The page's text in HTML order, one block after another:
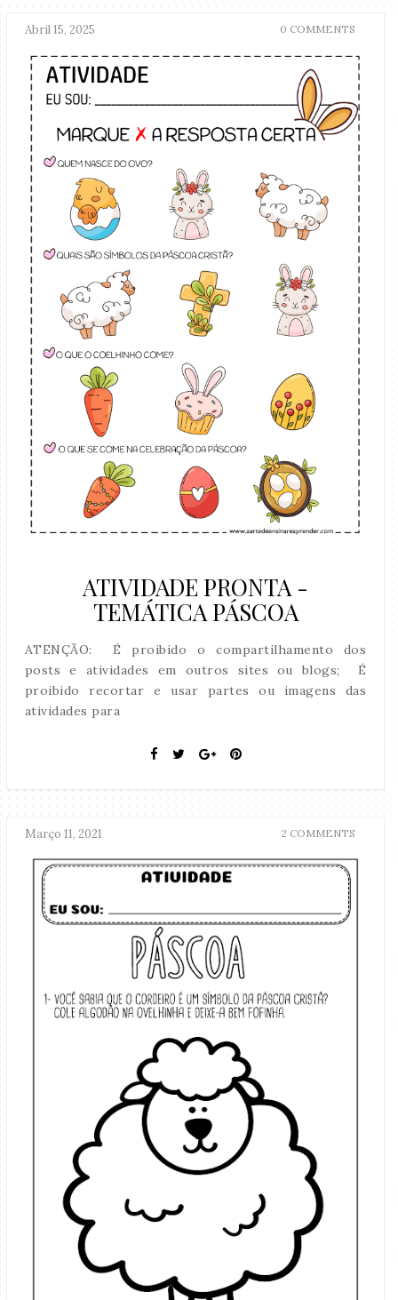
Abril 15, 2025 0 COMMENTS
ATIVIDADE PRONTA -
TEMÁTICA PÁSCOA
ATENÇÃO: É proibido o compartilhamento dos
posts e atividades em outros sites ou blogs; É
proibido recortar e usar partes ou imagens das
atividades para
Março 11, 2021 2 COMMENTS